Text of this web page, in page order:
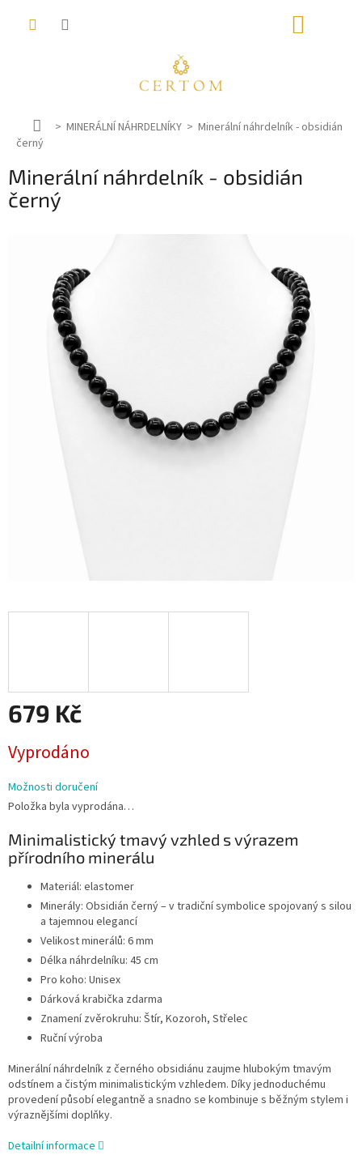
D
ů
MINERÁLNÍ NÁHRDELNÍKY
Minerální náhrdelník - obsidián
černý
Minerální náhrdelník - obsidián
černý
679 Kč
cena:
Vyprodáno
Možnosti doručení
Položka byla vyprodána…
Minimalistický tmavý vzhled s výrazem
přírodního minerálu
Materiál: elastomer
Minerály: Obsidián černý – v tradiční symbolice spojovaný s silou
a tajemnou elegancí
Velikost minerálů: 6 mm
Délka náhrdelníku: 45 cm
Pro koho: Unisex
Dárková krabička zdarma
Znamení zvěrokruhu: Štír, Kozoroh, Střelec
Ruční výroba
Minerální náhrdelník z černého obsidiánu zaujme hlubokým tmavým
odstínem a čistým minimalistickým vzhledem. Díky jednoduchému
provedení působí elegantně a snadno se kombinuje s běžným stylem i
výraznějšími doplňky.
Detailní informace